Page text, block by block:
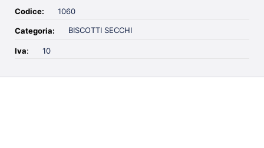
Codice: 1060
Categoria: BISCOTTI SECCHI
Iva: 10